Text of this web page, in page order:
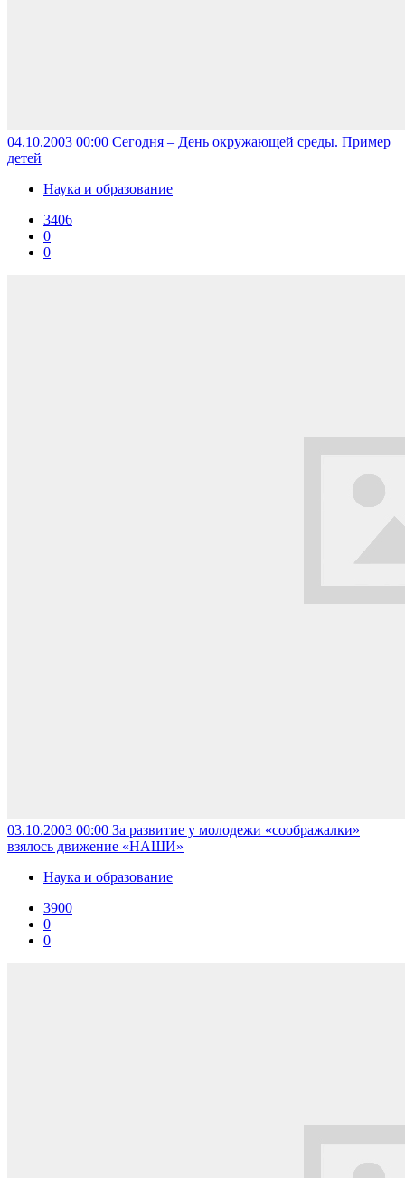
04.10.2003 00:00 Сегодня – День окружающей среды. Пример
детей
Наука и образование
3406
0
0
03.10.2003 00:00 За развитие у молодежи «соображалки»
взялось движение «НАШИ»
Наука и образование
3900
0
0